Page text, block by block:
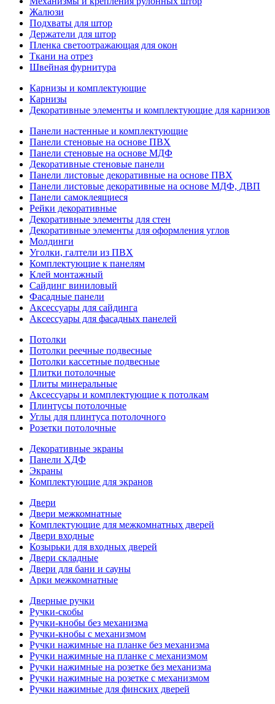
Жалюзи
Подхваты для штор
Держатели для штор
Пленка светоотражающая для окон
Ткани на отрез
Швейная фурнитура
Карнизы и комплектующие
Карнизы
Декоративные элементы и комплектующие для карнизов
Панели настенные и комплектующие
Панели стеновые на основе ПВХ
Панели стеновые на основе МДФ
Декоративные стеновые панели
Панели листовые декоративные на основе ПВХ
Панели листовые декоративные на основе МДФ, ДВП
Панели самоклеящиеся
Рейки декоративные
Декоративные элементы для стен
Декоративные элементы для оформления углов
Молдинги
Уголки, галтели из ПВХ
Комплектующие к панелям
Клей монтажный
Сайдинг виниловый
Фасадные панели
Аксессуары для сайдинга
Аксессуары для фасадных панелей
Потолки
Потолки реечные подвесные
Потолки кассетные подвесные
Плитки потолочные
Плиты минеральные
Аксессуары и комплектующие к потолкам
Плинтусы потолочные
Углы для плинтуса потолочного
Розетки потолочные
Декоративные экраны
Панели ХДФ
Экраны
Комплектующие для экранов
Двери
Двери межкомнатные
Комплектующие для межкомнатных дверей
Двери входные
Козырьки для входных дверей
Двери складные
Двери для бани и сауны
Арки межкомнатные
Дверные ручки
Ручки-скобы
Ручки-кнобы без механизма
Ручки-кнобы с механизмом
Ручки нажимные на планке без механизма
Ручки нажимные на планке с механизмом
Ручки нажимные на розетке без механизма
Ручки нажимные на розетке с механизмом
Ручки нажимные для финских дверей